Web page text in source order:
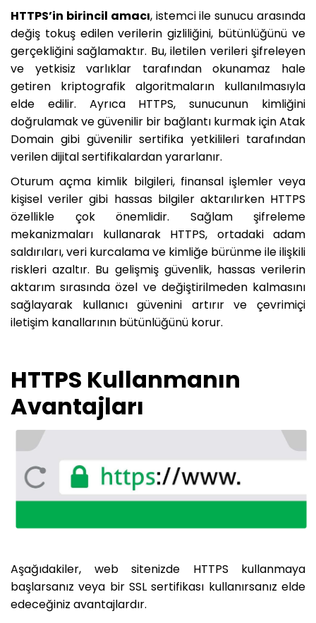
HTTPS’in birincil amacı, istemci ile sunucu arasında
değiş tokuş edilen verilerin gizliliğini, bütünlüğünü ve
gerçekliğini sağlamaktır. Bu, iletilen verileri şifreleyen
ve yetkisiz varlıklar tarafından okunamaz hale
getiren kriptografik algoritmaların kullanılmasıyla
elde edilir. Ayrıca HTTPS, sunucunun kimliğini
doğrulamak ve güvenilir bir bağlantı kurmak için Atak
Domain gibi güvenilir sertifika yetkilileri tarafından
verilen dijital sertifikalardan yararlanır.
Oturum açma kimlik bilgileri, finansal işlemler veya
kişisel veriler gibi hassas bilgiler aktarılırken HTTPS
özellikle çok önemlidir. Sağlam şifreleme
mekanizmaları kullanarak HTTPS, ortadaki adam
saldırıları, veri kurcalama ve kimliğe bürünme ile ilişkili
riskleri azaltır. Bu gelişmiş güvenlik, hassas verilerin
aktarım sırasında özel ve değiştirilmeden kalmasını
sağlayarak kullanıcı güvenini artırır ve çevrimiçi
iletişim kanallarının bütünlüğünü korur.
HTTPS Kullanmanın
Avantajları
Aşağıdakiler, web sitenizde HTTPS kullanmaya
başlarsanız veya bir SSL sertifikası kullanırsanız elde
edeceğiniz avantajlardır.